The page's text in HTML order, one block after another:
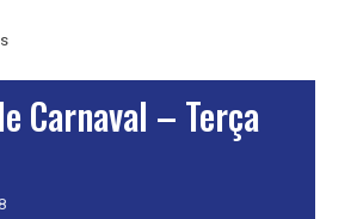
Carnaval – Terça